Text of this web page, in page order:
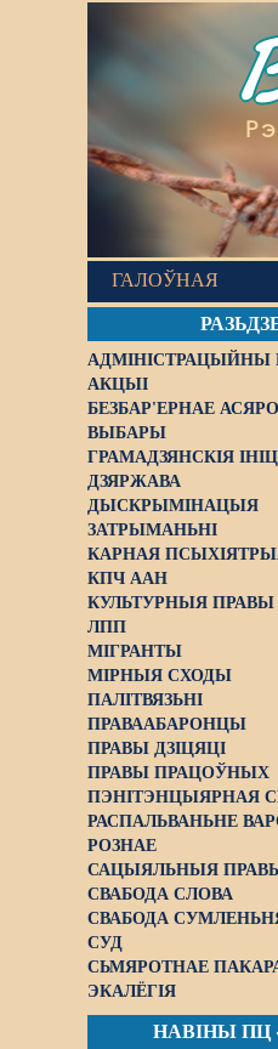
ГАЛОЎНАЯ
АДМІНІСТРАЦЫЙНЫ
АКЦЫІ
БЕЗБАР'ЕРНАЕ
ВЫБАРЫ
ГРАМАДЗЯНСКІЯ
ДЗЯРЖАВА
ДЫСКРЫМІНАЦЫЯ
ЗАТРЫМАНЬНІ
КАРНАЯ
КПЧ ААН
КУЛЬТУРНЫЯ ПРАВЫ
ЛПП
МІГРАНТЫ
МІРНЫЯ СХОДЫ
ПАЛІТВЯЗЬНІ
ПРАВААБАРОНЦЫ
ПРАВЫ ДЗІЦЯЦІ
ПРАВЫ ПРАЦОЎНЫХ
ПЭНІТЭНЦЫЯРНАЯ
РАСПАЛЬВАНЬНЕ
РОЗНАЕ
САЦЫЯЛЬНЫЯ
СВАБОДА СЛОВА
СВАБОДА
СУД
СЬМЯРОТНАЕ
ЭКАЛЁГІЯ
НАВІНЫ ПЦ